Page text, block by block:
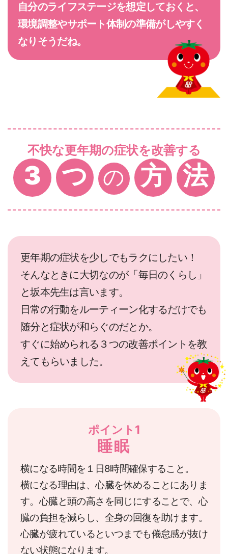
自分のライフステージを想定しておくと、
環境調整やサポート体制の準備がしやすく
なりそうだね。
不快な更年期の症状を改善する
3 つ の 方 法
更年期の症状を少しでもラクにしたい！
そんなときに大切なのが「毎日のくらし」
と坂本先生は言います。
日常の行動をルーティーン化するだけでも
随分と症状が和らぐのだとか。
すぐに始められる３つの改善ポイントを教
えてもらいました。
ポイント1
睡眠
横になる時間を１日8時間確保すること。
横になる理由は、心臓を休めることにありま
す。心臓と頭の高さを同じにすることで、心
臓の負担を減らし、全身の回復を助けます。
心臓が疲れているといつまでも倦怠感が抜け
ない状態になります。